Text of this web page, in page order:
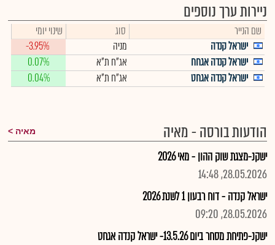
ניירות ערך נוספים
שם הנייר סוג
שינוי יומי
ישראל קנדה
מניה
-3.95%
ישראל קנדה אגחח
אג"ח ת"א
0.07%
ישראל קנדה אגחט
אג"ח ת"א 0.04%
הודעות בורסה - מאיה מאיה
ישקנ-מצגת שוק ההון - מאי 2026
28.05.2026, 14:48
ישראל קנדה - דוח רבעון 1 לשנת 2026
28.05.2026, 09:20
ישקנ-פתיחת מסחר ביום 13.5.26- ישראל קנדה אגחט